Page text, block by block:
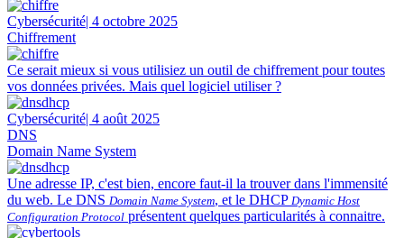
Cybersécurité| 4 octobre 2025
Chiffrement
Ce serait mieux si vous utilisiez un outil de chiffrement pour toutes
vos données privées. Mais quel logiciel utiliser ?
Cybersécurité| 4 août 2025
DNS
Domain Name System
Une adresse IP, c'est bien, encore faut-il la trouver dans l'immensité
du web. Le DNS Domain Name System, et le DHCP Dynamic Host
Configuration Protocol présentent quelques particularités à connaitre.